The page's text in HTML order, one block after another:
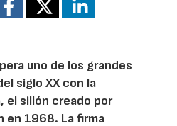
uno de los grandes
siglo XX con la
el sillón creado por
en 1968. La firma